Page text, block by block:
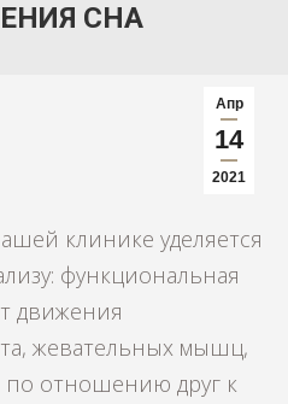
СНА
Апр
14
2021
клинике уделяется
функциональная
движения
жевательных мышц,
отношению друг к